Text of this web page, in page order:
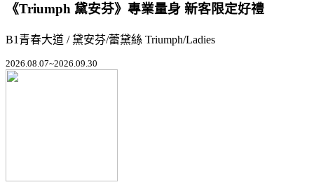
《Triumph 黛安芬》專業量身 新客限定好禮
B1青春大道 / 黛安芬/蕾黛絲 Triumph/Ladies
2026.08.07~2026.09.30